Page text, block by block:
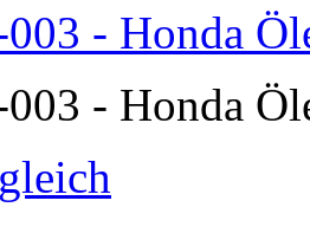
- Honda
- Honda